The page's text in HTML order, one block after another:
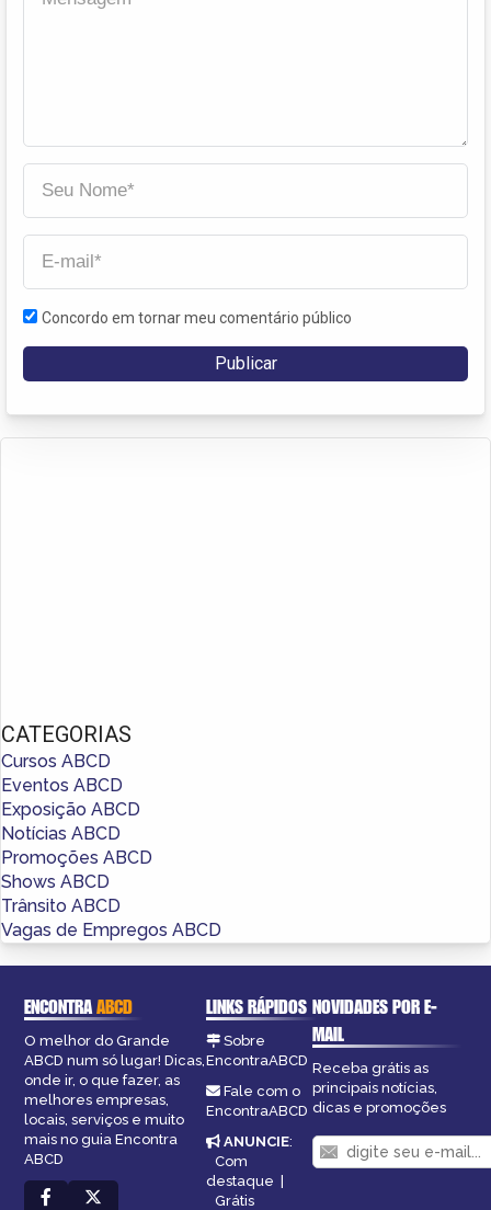
Concordo em tornar meu comentário público
CATEGORIAS
Cursos ABCD
Eventos ABCD
Exposição ABCD
Notícias ABCD
Promoções ABCD
Shows ABCD
Trânsito ABCD
Vagas de Empregos ABCD
ENCONTRAABCD
O melhor do Grande
ABCD num só lugar! Dicas,
onde ir, o que fazer, as
melhores empresas,
locais, serviços e muito
mais no guia Encontra
ABCD
LINKS RÁPIDOS
Sobre
EncontraABCD
Fale com o
EncontraABCD
ANUNCIE:
Com
destaque
Grátis
NOVIDADES POR E-
MAIL
Receba grátis as
principais notícias,
dicas e promoções